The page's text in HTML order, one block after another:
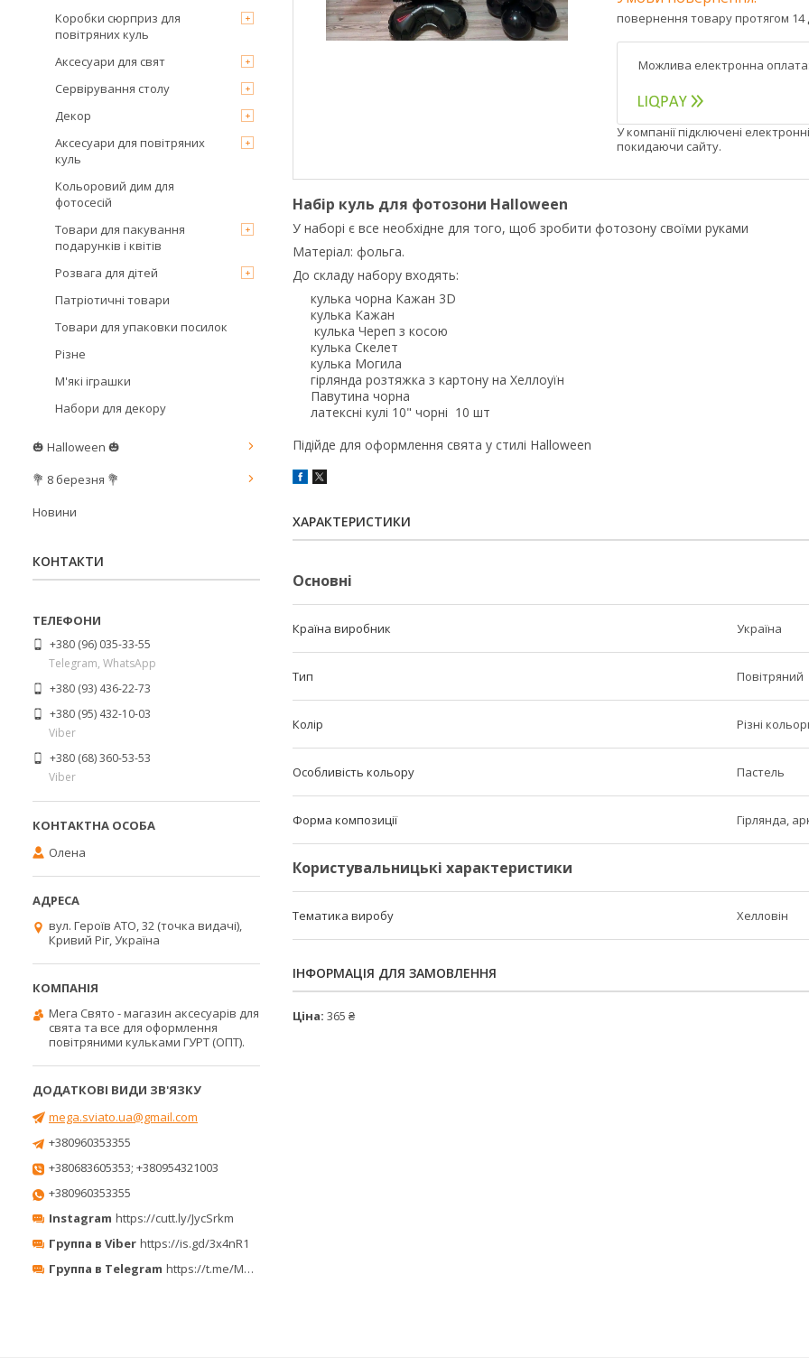
повернення товару протягом 14
У компанії підключені
покидаючи сайту.
Набір куль для фотозони Halloween
У наборі є все необхідне для того, щоб зробити фотозону своїми руками
Матеріал: фольга.
До складу набору входять:
кулька чорна Кажан 3D
кулька Кажан
кулька Череп з косою
кулька Скелет
кулька Могила
гірлянда розтяжка з картону на Хеллоуїн
Павутина чорна
латексні кулі 10" чорні 10 шт
Підійде для оформлення свята у стилі Halloween
ХАРАКТЕРИСТИКИ
Основні
Країна виробник Україна
Тип Повітряний
Колір Різні
Особливість кольору Пастель
Форма композиції Гірлянда,
Користувальницькі характеристики
Тематика виробу Хелловін
ІНФОРМАЦІЯ ДЛЯ ЗАМОВЛЕННЯ
Ціна: 365 ₴
Коробки сюрприз для
повітряних куль
Аксесуари для свят
Сервірування столу
Декор
Аксесуари для повітряних
куль
Кольоровий дим для
фотосесій
Товари для пакування
подарунків і квітів
Розвага для дітей
Патріотичні товари
Товари для упаковки посилок
Різне
М'які іграшки
Набори для декору
🎃 Halloween 🎃
💐 8 березня 💐
Новини
КОНТАКТИ
+380 (96) 035-33-55
Telegram, WhatsApp
+380 (93) 436-22-73
+380 (95) 432-10-03
Viber
+380 (68) 360-53-53
Viber
Олена
вул. Героїв АТО, 32 (точка видачі),
Кривий Ріг, Україна
Мега Свято - магазин аксесуарів для
свята та все для оформлення
повітряними кульками ГУРТ (ОПТ).
mega.sviato.ua@gmail.com
+380960353355
+380683605353; +380954321003
+380960353355
Instagram https://cutt.ly/JycSrkm
Группа в Viber https://is.gd/3x4nR1
Группа в Telegram https://t.me/MegaPrazdnikUA